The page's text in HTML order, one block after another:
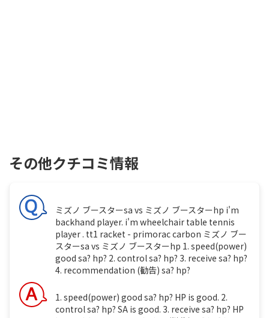
その他クチコミ情報
ミズノ ブースターsa vs ミズノ ブースターhp i'm
backhand player. i'm wheelchair table tennis
player . tt1 racket - primorac carbon ミズノ ブー
スターsa vs ミズノ ブースターhp 1. speed(power)
good sa? hp? 2. control sa? hp? 3. receive sa? hp?
4. recommendation (勧告) sa? hp?
1. speed(power) good sa? hp? HP is good. 2.
control sa? hp? SA is good. 3. receive sa? hp? HP